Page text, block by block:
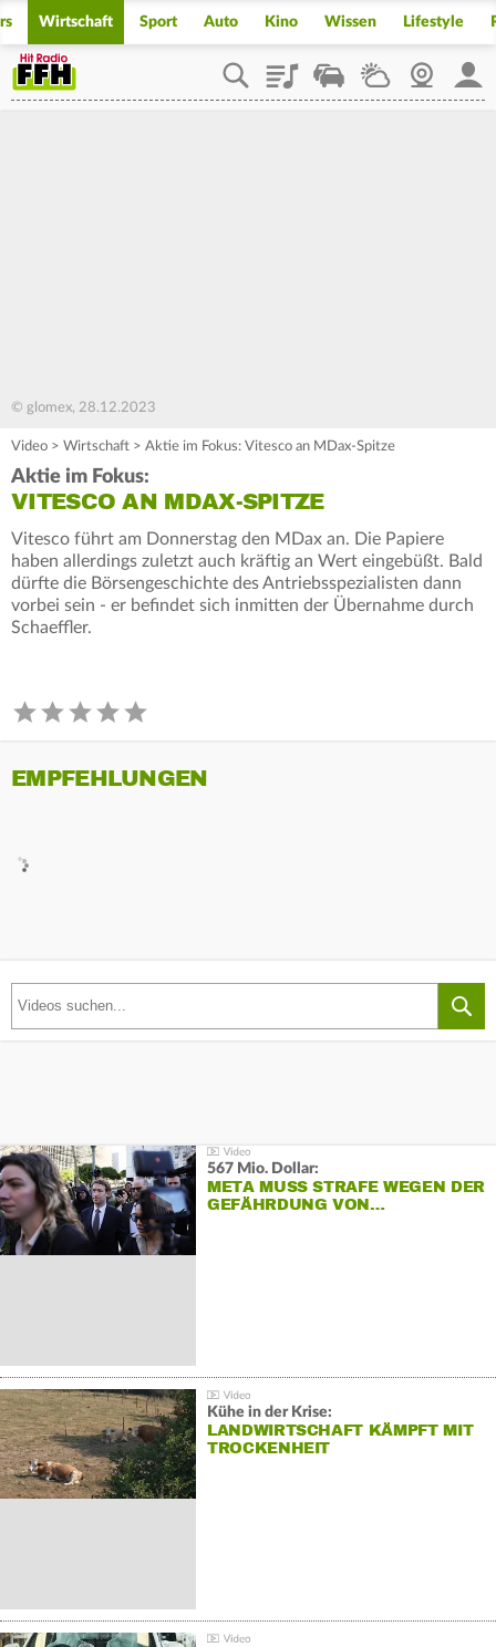
Wirtschaft Sport Auto Kino Wissen Lifestyle
PlaylistStaupilotWetterWebcam
© glomex, 28.12.2023
Video > Wirtschaft > Aktie im Fokus: Vitesco an MDax-Spitze
Aktie im Fokus:
VITESCO AN MDAX-SPITZE
Vitesco führt am Donnerstag den MDax an. Die Papiere
haben allerdings zuletzt auch kräftig an Wert eingebüßt. Bald
dürfte die Börsengeschichte des Antriebsspezialisten dann
vorbei sein - er befindet sich inmitten der Übernahme durch
Schaeffler.
EMPFEHLUNGEN
567 Mio. Dollar:
META MUSS STRAFE WEGEN DER
GEFÄHRDUNG VON…
Kühe in der Krise:
LANDWIRTSCHAFT KÄMPFT MIT
TROCKENHEIT